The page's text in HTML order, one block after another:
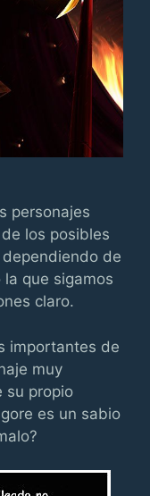
personajes
los posibles
de
que sigamos
claro.
importantes de
muy
su propio
es un sabio